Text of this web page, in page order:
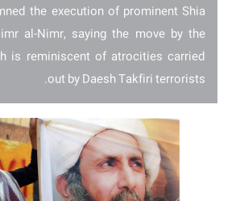
the execution of prominent Shia
al-Nimr, saying the move by the
is reminiscent of atrocities carried
out by Daesh Takfiri terrorists.